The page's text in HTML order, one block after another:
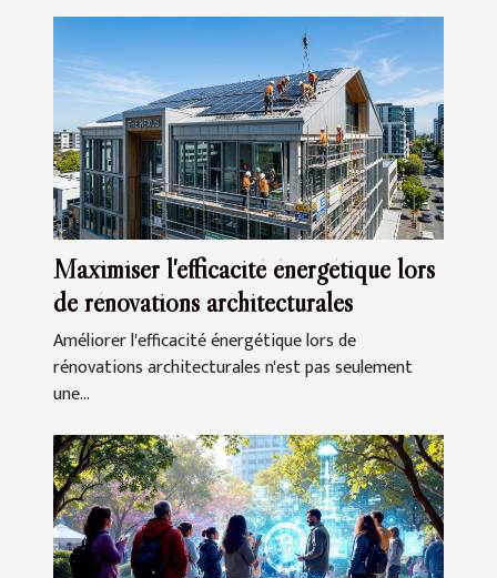
Maximiser l'efficacité énergétique lors
de rénovations architecturales
Améliorer l'efficacité énergétique lors de
rénovations architecturales n'est pas seulement
une...